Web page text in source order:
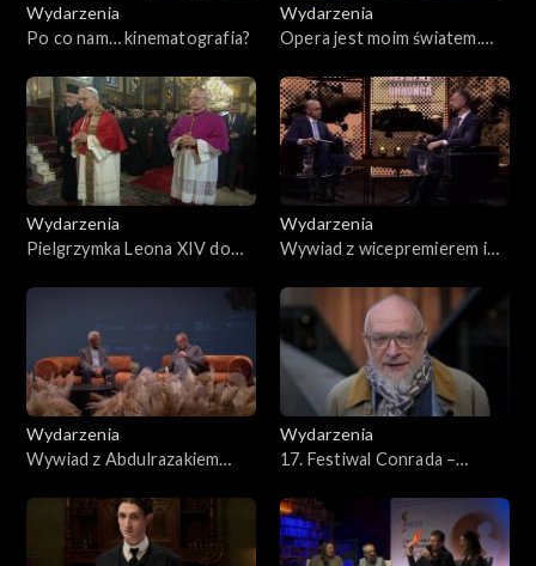
Wydarzenia
Po co nam… kinematografia?
Wydarzenia
Opera jest moim światem.
Wydarzenia
Pielgrzymka Leona XIV do
Wydarzenia
Wywiad z wicepremierem i
Kosiniakiem-Kamyszem
Wydarzenia
Wywiad z Abdulrazakiem
Wydarzenia
17. Festiwal Conrada –